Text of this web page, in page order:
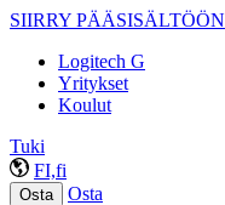
SIIRRY PÄÄSISÄLTÖÖN
Logitech G
Yritykset
Koulut
Tuki
FI,fi
Osta Osta